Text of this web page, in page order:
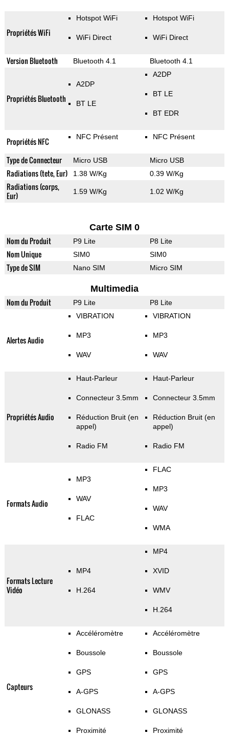
Propriétés WiFi
Hotspot WiFi
WiFi Direct
Hotspot WiFi
WiFi Direct
Version Bluetooth Bluetooth 4.1 Bluetooth 4.1
Propriétés Bluetooth
A2DP
BT LE
A2DP
BT LE
BT EDR
Propriétés NFC NFC Présent NFC Présent
Type de Connecteur Micro USB Micro USB
Radiations (tete, Eur) 1.38 W/Kg 0.39 W/Kg
Radiations (corps,
Eur)
1.59 W/Kg 1.02 W/Kg
Carte SIM 0
Nom du Produit P9 Lite P8 Lite
Nom Unique SIM0 SIM0
Type de SIM Nano SIM Micro SIM
Multimedia
Nom du Produit P9 Lite P8 Lite
Alertes Audio
VIBRATION
MP3
WAV
VIBRATION
MP3
WAV
Propriétés Audio
Haut-Parleur
Connecteur 3.5mm
Réduction Bruit (en
appel)
Radio FM
Haut-Parleur
Connecteur 3.5mm
Réduction Bruit (en
appel)
Radio FM
Formats Audio
MP3
WAV
FLAC
FLAC
MP3
WAV
WMA
Formats Lecture
Vidéo
MP4
H.264
MP4
XVID
WMV
H.264
Capteurs
Accéléromètre
Boussole
GPS
A-GPS
GLONASS
Proximité
Accéléromètre
Boussole
GPS
A-GPS
GLONASS
Proximité